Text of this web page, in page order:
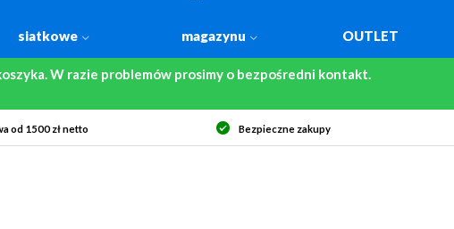
siatkowe magazynu OUTLET
W razie problemów prosimy o bezpośredni kontakt.
zakupy Szybka dostawa